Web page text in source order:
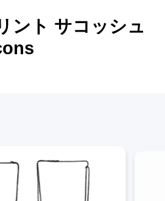
ント サコッシュ